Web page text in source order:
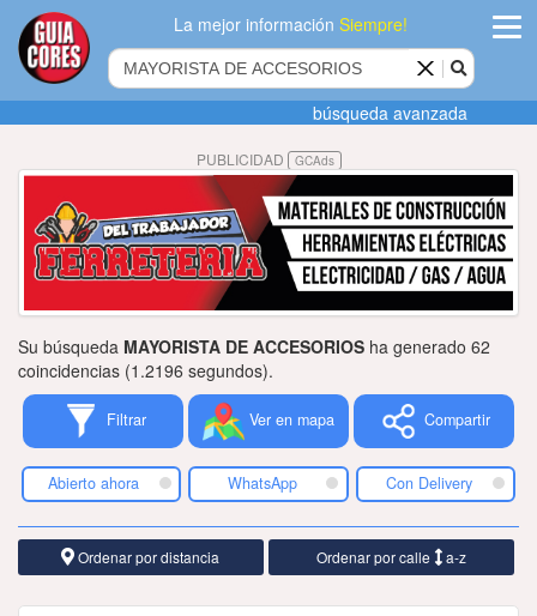
La mejor informaciónSiempre!
Agregar
empresa
Actualizar
datos
Publicidad
Tiendacores
Contactenos
búsqueda avanzada
PUBLICIDAD GCAds
Su búsqueda MAYORISTA DE ACCESORIOS ha generado 62
coincidencias (1.2196 segundos).
Filtrar Ver en mapa Compartir
Abierto ahora WhatsApp Con Delivery
Ordenar por distancia Ordenar por calle a-z